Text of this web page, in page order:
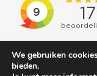
We gebruiken
bieden.